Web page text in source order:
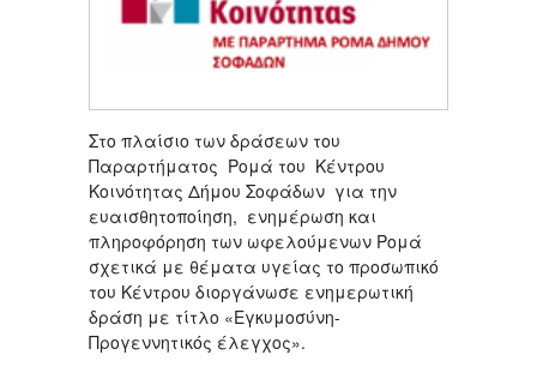
Στο πλαίσιο των δράσεων του
Παραρτήματος Ρομά του Κέντρου
Κοινότητας Δήμου Σοφάδων για την
ευαισθητοποίηση, ενημέρωση και
πληροφόρηση των ωφελούμενων Ρομά
σχετικά με θέματα υγείας το προσωπικό
του Κέντρου διοργάνωσε ενημερωτική
δράση με τίτλο «Εγκυμοσύνη-
Προγεννητικός έλεγχος».